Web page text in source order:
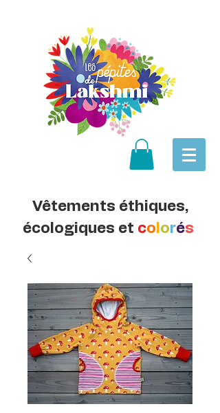
Vêtements éthiques,
écologiques et co orés